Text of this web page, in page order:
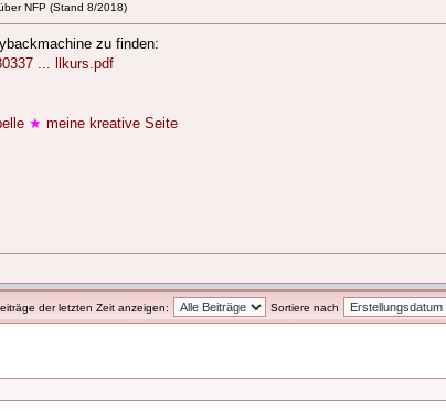
NFP (Stand 8/2018)
zu finden:
... llkurs.pdf
★ meine kreative Seite
der letzten Zeit anzeigen: Sortiere nach